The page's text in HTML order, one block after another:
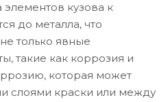
элементов кузова к
до металла, что
только явные
такие как коррозия и
которая может
слоями краски или между